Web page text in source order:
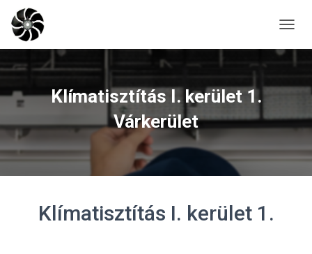
A
G
I
B
Klímatisztítás I. kerület 1.
Várkerület
Klímatisztítás I. kerület 1.